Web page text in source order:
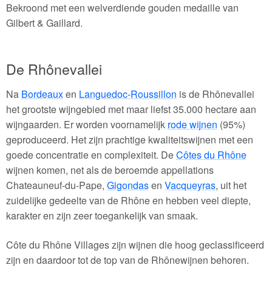
Bekroond met een welverdiende gouden medaille van
Gilbert & Gaillard.
De Rhônevallei
Na Bordeauxen Languedoc-Roussillon is de Rhônevallei
het grootste wijngebied met maar liefst 35.000 hectare aan
wijngaarden. Er worden voornamelijk rode wijnen (95%)
geproduceerd. Het zijn prachtige kwaliteitswijnen met een
goede concentratie en complexiteit. DeCôtes du Rhône
wijnen komen, net als de beroemde appellations
Chateauneuf-du-Pape, Gigondasen Vacqueyras, uit het
zuidelijke gedeelte van de Rhône en hebben veel diepte,
karakter en zijn zeer toegankelijk van smaak.
Côte du Rhône Villages zijn wijnen die hoog geclassificeerd
zijn en daardoor tot de top van de Rhônewijnen behoren.